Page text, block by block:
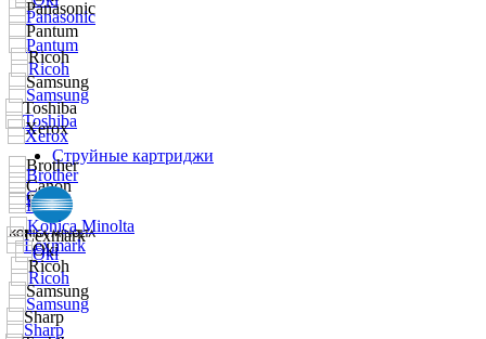
Струйные картриджи